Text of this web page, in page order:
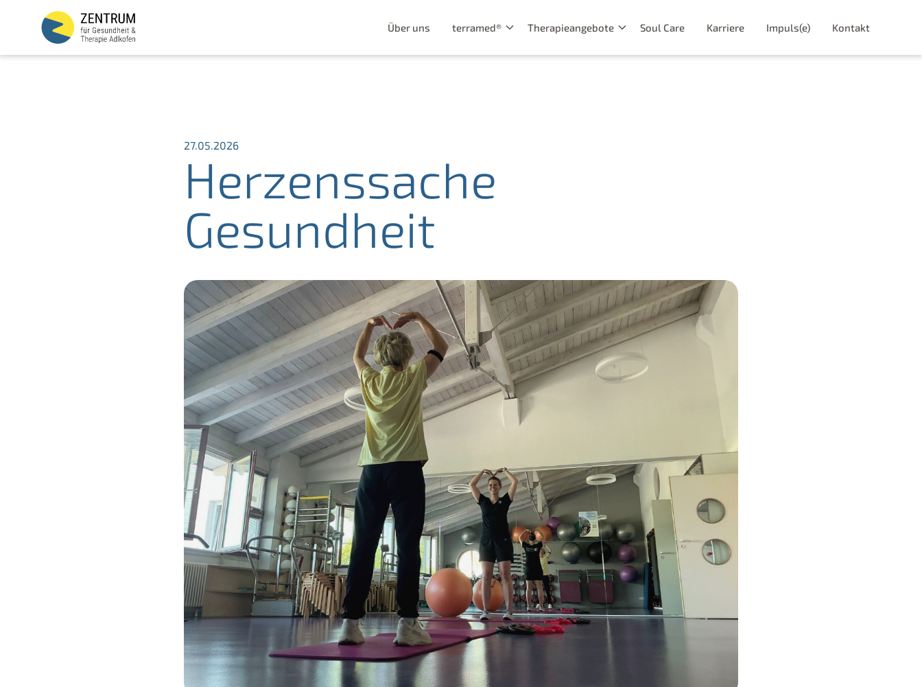
Über uns terramed® Therapieangebote Soul Care Karriere Impuls(e) Kontakt
27.05.2026
Herzenssache
Gesundheit